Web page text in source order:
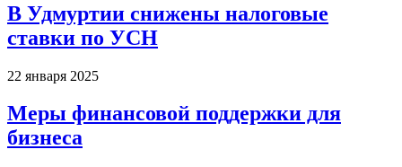
В Удмуртии снижены налоговые
ставки по УСН
22 января 2025
Меры финансовой поддержки для
бизнеса